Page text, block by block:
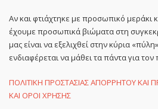
Αν και φτιάχτηκε με προσωπικό μεράκι
έχουμε προσωπικά βιώματα στη
μας είναι να εξελιχθεί στην κύρια
ενδιαφέρεται να μάθει τα πάντα για τον
ΠΟΛΙΤΙΚΗ ΠΡΟΣΤΑΣΙΑΣ ΑΠΟΡΡΗΤΟΥ
ΚΑΙ ΟΡΟΙ ΧΡΗΣΗΣ